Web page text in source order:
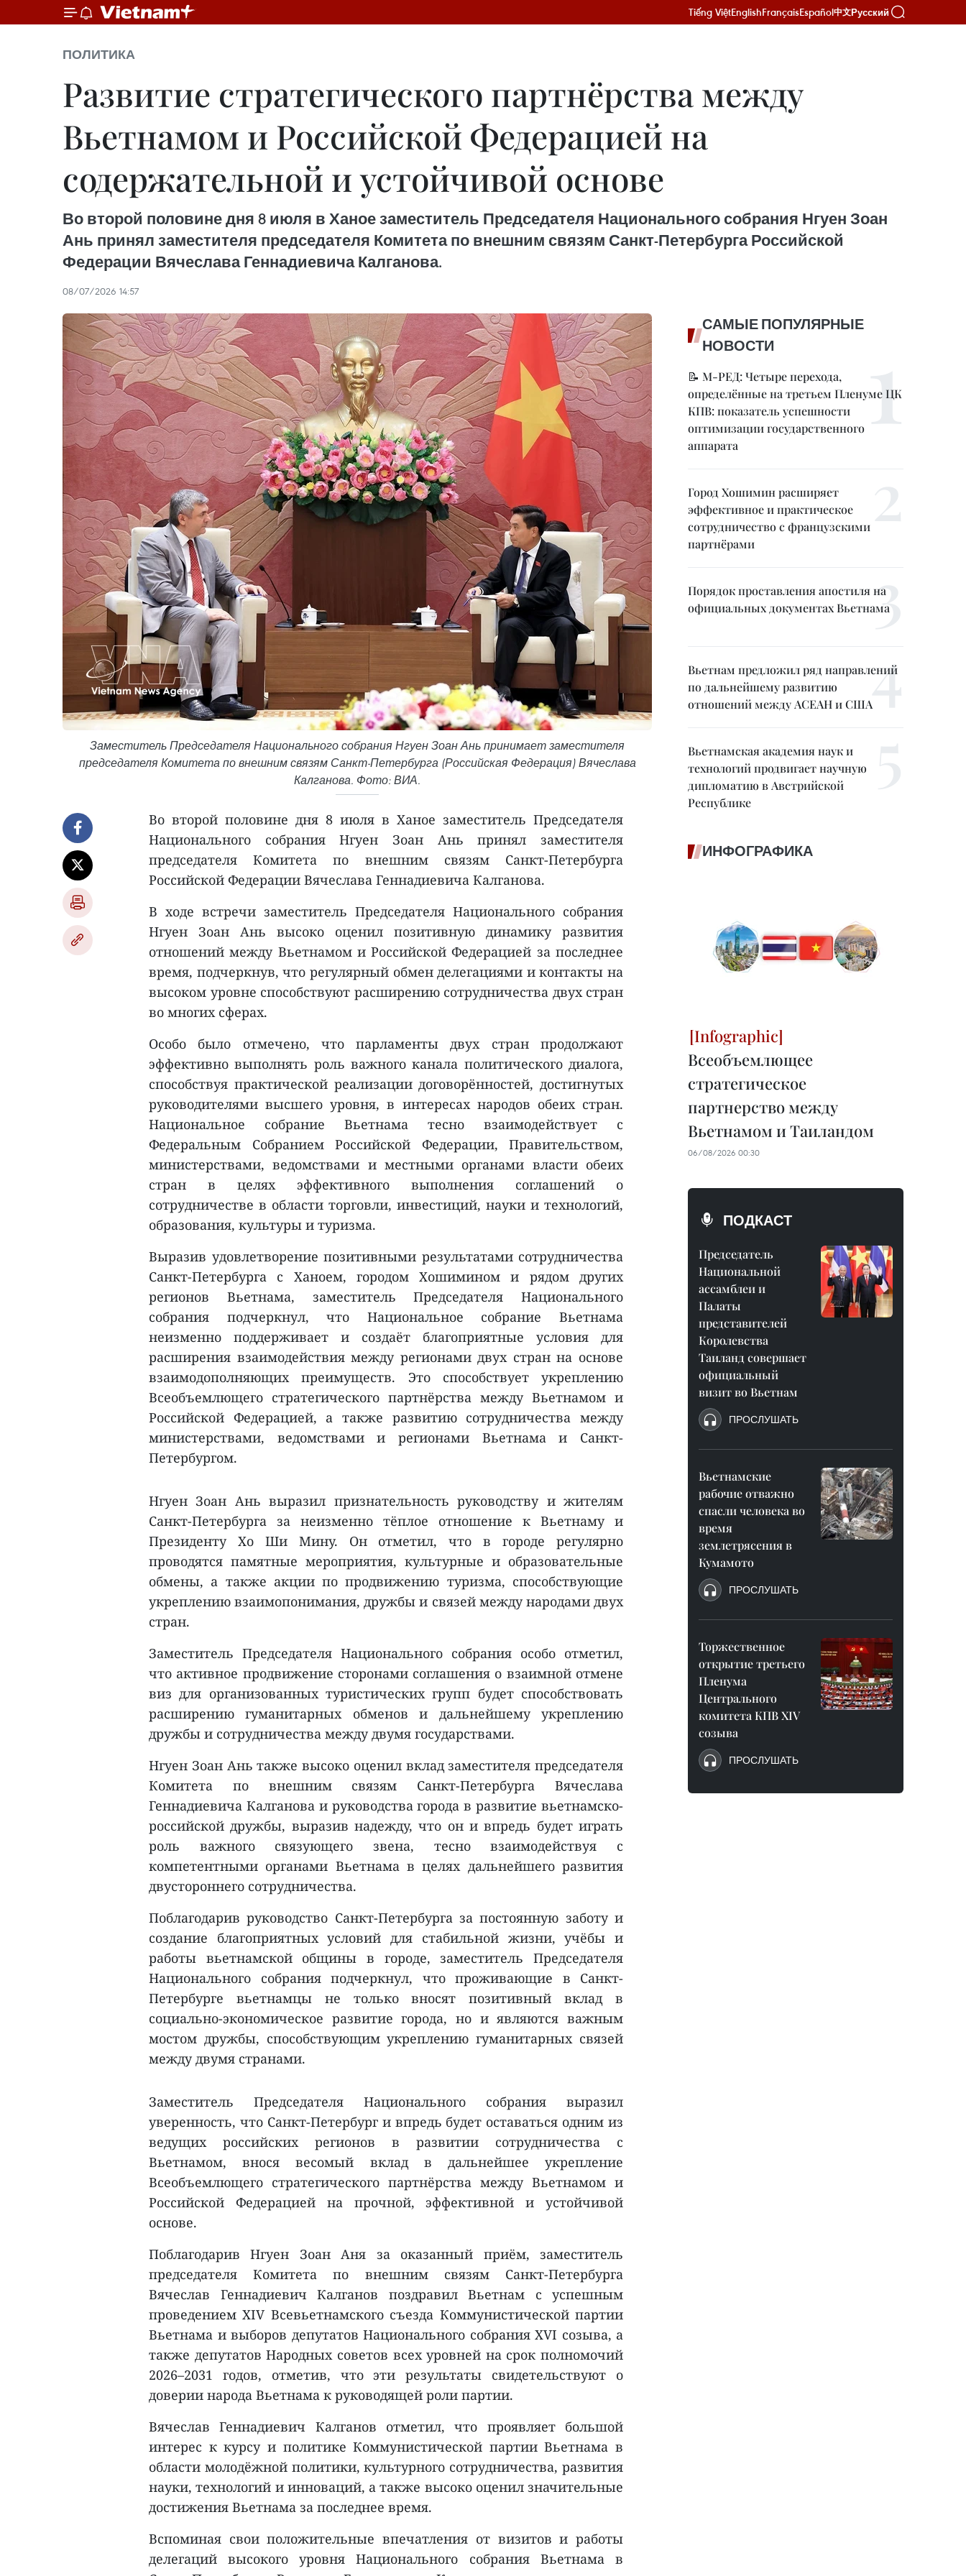
Tiếng ViệtEnglishFrançaisEspañol中文Русский
ПОЛИТИКА
Развитие стратегического партнёрства между
Вьетнамом и Российской Федерацией на
содержательной и устойчивой основе
Во второй половине дня 8 июля в Ханое заместитель Председателя Национального собрания Нгуен Зоан
Ань принял заместителя председателя Комитета по внешним связям Санкт-Петербурга Российской
Федерации Вячеслава Геннадиевича Калганова.
08/07/2026 14:57
Заместитель Председателя Национального собрания Нгуен Зоан Ань принимает заместителя
председателя Комитета по внешним связям Санкт-Петербурга (Российская Федерация) Вячеслава
Калганова. Фото: ВИА.
Во второй половине дня 8 июля в Ханое заместитель Председателя
Национального собрания Нгуен Зоан Ань принял заместителя
председателя Комитета по внешним связям Санкт-Петербурга
Российской Федерации Вячеслава Геннадиевича Калганова.
В ходе встречи заместитель Председателя Национального собрания
Нгуен Зоан Ань высоко оценил позитивную динамику развития
отношений между Вьетнамом и Российской Федерацией за последнее
время, подчеркнув, что регулярный обмен делегациями и контакты на
высоком уровне способствуют расширению сотрудничества двух стран
во многих сферах.
Особо было отмечено, что парламенты двух стран продолжают
эффективно выполнять роль важного канала политического диалога,
способствуя практической реализации договорённостей, достигнутых
руководителями высшего уровня, в интересах народов обеих стран.
Национальное собрание Вьетнама тесно взаимодействует с
Федеральным Собранием Российской Федерации, Правительством,
министерствами, ведомствами и местными органами власти обеих
стран в целях эффективного выполнения соглашений о
сотрудничестве в области торговли, инвестиций, науки и технологий,
образования, культуры и туризма.
Выразив удовлетворение позитивными результатами сотрудничества
Санкт-Петербурга с Ханоем, городом Хошимином и рядом других
регионов Вьетнама, заместитель Председателя Национального
собрания подчеркнул, что Национальное собрание Вьетнама
неизменно поддерживает и создаёт благоприятные условия для
расширения взаимодействия между регионами двух стран на основе
взаимодополняющих преимуществ. Это способствует укреплению
Всеобъемлющего стратегического партнёрства между Вьетнамом и
Российской Федерацией, а также развитию сотрудничества между
министерствами, ведомствами и регионами Вьетнама и Санкт-
Петербургом.
Нгуен Зоан Ань выразил признательность руководству и жителям
Санкт-Петербурга за неизменно тёплое отношение к Вьетнаму и
Президенту Хо Ши Мину. Он отметил, что в городе регулярно
проводятся памятные мероприятия, культурные и образовательные
обмены, а также акции по продвижению туризма, способствующие
укреплению взаимопонимания, дружбы и связей между народами двух
стран.
Заместитель Председателя Национального собрания особо отметил,
что активное продвижение сторонами соглашения о взаимной отмене
виз для организованных туристических групп будет способствовать
расширению гуманитарных обменов и дальнейшему укреплению
дружбы и сотрудничества между двумя государствами.
Нгуен Зоан Ань также высоко оценил вклад заместителя председателя
Комитета по внешним связям Санкт-Петербурга Вячеслава
Геннадиевича Калганова и руководства города в развитие вьетнамско-
российской дружбы, выразив надежду, что он и впредь будет играть
роль важного связующего звена, тесно взаимодействуя с
компетентными органами Вьетнама в целях дальнейшего развития
двустороннего сотрудничества.
Поблагодарив руководство Санкт-Петербурга за постоянную заботу и
создание благоприятных условий для стабильной жизни, учёбы и
работы вьетнамской общины в городе, заместитель Председателя
Национального собрания подчеркнул, что проживающие в Санкт-
Петербурге вьетнамцы не только вносят позитивный вклад в
социально-экономическое развитие города, но и являются важным
мостом дружбы, способствующим укреплению гуманитарных связей
между двумя странами.
Заместитель Председателя Национального собрания выразил
уверенность, что Санкт-Петербург и впредь будет оставаться одним из
ведущих российских регионов в развитии сотрудничества с
Вьетнамом, внося весомый вклад в дальнейшее укрепление
Всеобъемлющего стратегического партнёрства между Вьетнамом и
Российской Федерацией на прочной, эффективной и устойчивой
основе.
Поблагодарив Нгуен Зоан Аня за оказанный приём, заместитель
председателя Комитета по внешним связям Санкт-Петербурга
Вячеслав Геннадиевич Калганов поздравил Вьетнам с успешным
проведением XIV Всевьетнамского съезда Коммунистической партии
Вьетнама и выборов депутатов Национального собрания XVI созыва, а
также депутатов Народных советов всех уровней на срок полномочий
2026–2031 годов, отметив, что эти результаты свидетельствуют о
доверии народа Вьетнама к руководящей роли партии.
Вячеслав Геннадиевич Калганов отметил, что проявляет большой
интерес к курсу и политике Коммунистической партии Вьетнама в
области молодёжной политики, культурного сотрудничества, развития
науки, технологий и инноваций, а также высоко оценил значительные
достижения Вьетнама за последнее время.
Вспоминая свои положительные впечатления от визитов и работы
делегаций высокого уровня Национального собрания Вьетнама в
САМЫЕ ПОПУЛЯРНЫЕ
НОВОСТИ
📝 М-РЕД: Четыре перехода,
определённые на третьем Пленуме ЦК
КПВ: показатель успешности
оптимизации государственного
аппарата
Город Хошимин расширяет
эффективное и практическое
сотрудничество с французскими
партнёрами
Порядок проставления апостиля на
официальных документах Вьетнама
Вьетнам предложил ряд направлений
по дальнейшему развитию
отношений между АСЕАН и США
Вьетнамская академия наук и
технологий продвигает научную
дипломатию в Австрийской
Республике
ИНФОГРАФИКА
Всеобъемлющее
стратегическое
партнерство между
Вьетнамом и Таиландом
06/08/2026 00:30
ПОДКАСТ
Председатель
Национальной
ассамблеи и
Палаты
представителей
Королевства
Таиланд совершает
официальный
визит во Вьетнам
ПРОСЛУШАТЬ
Вьетнамские
рабочие отважно
спасли человека во
время
землетрясения в
Кумамото
ПРОСЛУШАТЬ
Торжественное
открытие третьего
Пленума
Центрального
комитета КПВ XIV
созыва
ПРОСЛУШАТЬ